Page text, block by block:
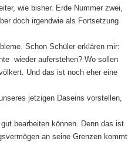
wie bisher. Erde Nummer zwei,
doch irgendwie als Fortsetzung
Schon Schüler erklären mir:
wieder auferstehen? Wo sollen
Und das ist noch eher eine
jetzigen Daseins vorstellen,
bearbeiten können. Denn das ist
an seine Grenzen kommt